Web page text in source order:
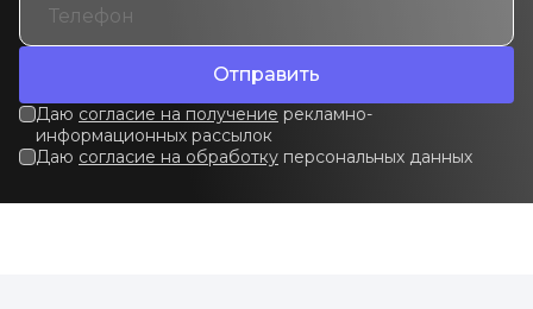
Отправить
Даю согласие на получение рекламно-
информационных рассылок
Даю согласие на обработку персональных данных